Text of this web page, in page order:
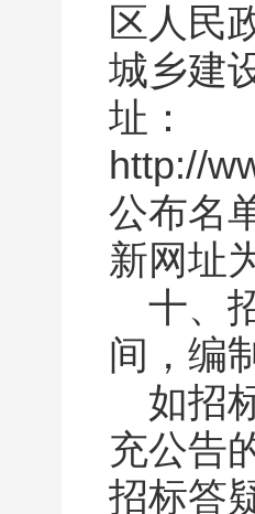
区人民
城乡建
址：
http://
公布名
新网址
十、
间，编
如招
充公告
招标答